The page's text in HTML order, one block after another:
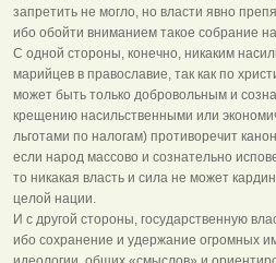
запретить не могло, но власти явно
ибо обойти вниманием такое собрание
С одной стороны, конечно, никаким
марийцев в православие, так как по
может быть только добровольным и
крещению насильственными или
льготами по налогам) противоречит
если народ массово и сознательно
то никакая власть и сила не может
целой нации.
И с другой стороны, государственную
ибо сохранение и удержание огромных